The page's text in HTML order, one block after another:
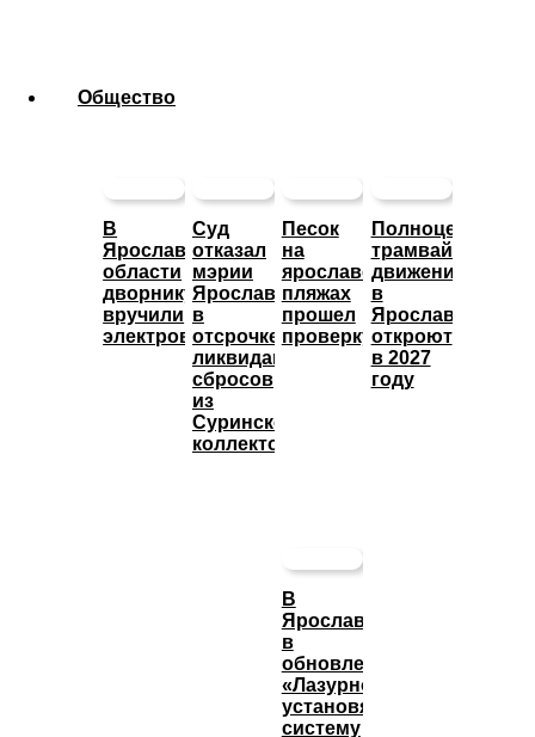
Общество
В
Ярославской
области
дворнику
вручили
электровелосипед
Суд
отказал
мэрии
Ярославля
в
отсрочке
ликвидации
сбросов
из
Суринского
коллектора
Песок
на
ярославских
пляжах
прошел
проверку
Полноценное
трамвайное
движение
в
Ярославле
откроют
в 2027
году
В
Ярославле
в
обновленном
«Лазурном»
установят
систему